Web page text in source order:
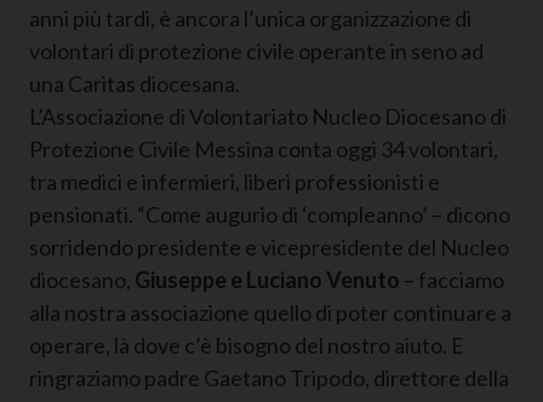
anni più tardi, è ancora l’unica organizzazione di
volontari di protezione civile operante in seno ad
una Caritas diocesana.
L’Associazione di Volontariato Nucleo Diocesano di
Protezione Civile Messina conta oggi 34 volontari,
tra medici e infermieri, liberi professionisti e
pensionati. “Come augurio di ‘compleanno’ – dicono
sorridendo presidente e vicepresidente del Nucleo
diocesano, Giuseppe e Luciano Venuto – facciamo
alla nostra associazione quello di poter continuare a
operare, là dove c’è bisogno del nostro aiuto. E
ringraziamo padre Gaetano Tripodo, direttore della